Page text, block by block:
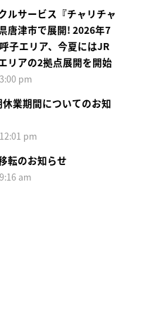
ルサービス『チャリチャ
唐津市で展開! 2026年7
子エリア、今夏にはJR
リアの2拠点展開を開始
pm
業期間についてのお知
pm
転のお知らせ
am